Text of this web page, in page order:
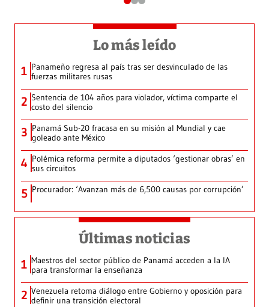
Lo más leído
1 Panameño regresa al país tras ser desvinculado de las
fuerzas militares rusas
2 Sentencia de 104 años para violador, víctima comparte el
costo del silencio
3 Panamá Sub-20 fracasa en su misión al Mundial y cae
goleado ante México
4 Polémica reforma permite a diputados ‘gestionar obras’ en
sus circuitos
5 Procurador: ‘Avanzan más de 6,500 causas por corrupción’
Últimas noticias
1 Maestros del sector público de Panamá acceden a la IA
para transformar la enseñanza
2 Venezuela retoma diálogo entre Gobierno y oposición para
definir una transición electoral